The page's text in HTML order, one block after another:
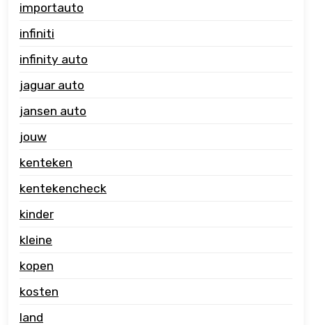
importauto
infiniti
infinity auto
jaguar auto
jansen auto
jouw
kenteken
kentekencheck
kinder
kleine
kopen
kosten
land